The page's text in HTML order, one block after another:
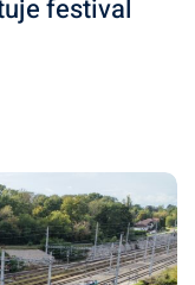
festival